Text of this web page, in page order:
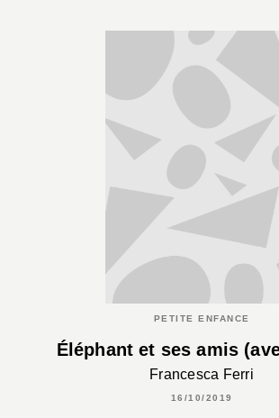
PETITE ENFANCE
Éléphant et ses amis
Francesca Ferri
16/10/2019